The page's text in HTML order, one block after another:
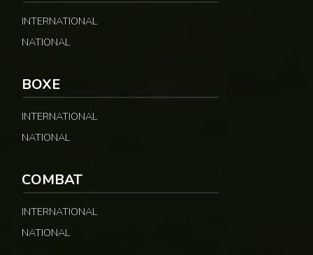
INTERNATIONAL
NATIONAL
BOXE
INTERNATIONAL
NATIONAL
COMBAT
INTERNATIONAL
NATIONAL